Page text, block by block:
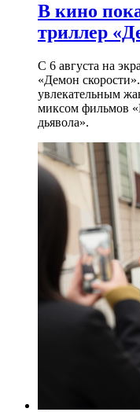
В кино
триллер
С 6 августа на
«Демон
увлекательным
миксом фильмов
дьявола».